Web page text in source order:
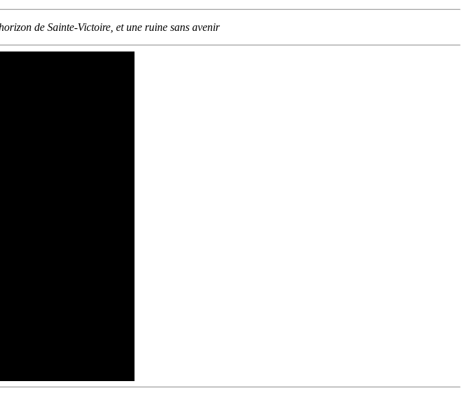
de Sainte-Victoire, et une ruine sans avenir